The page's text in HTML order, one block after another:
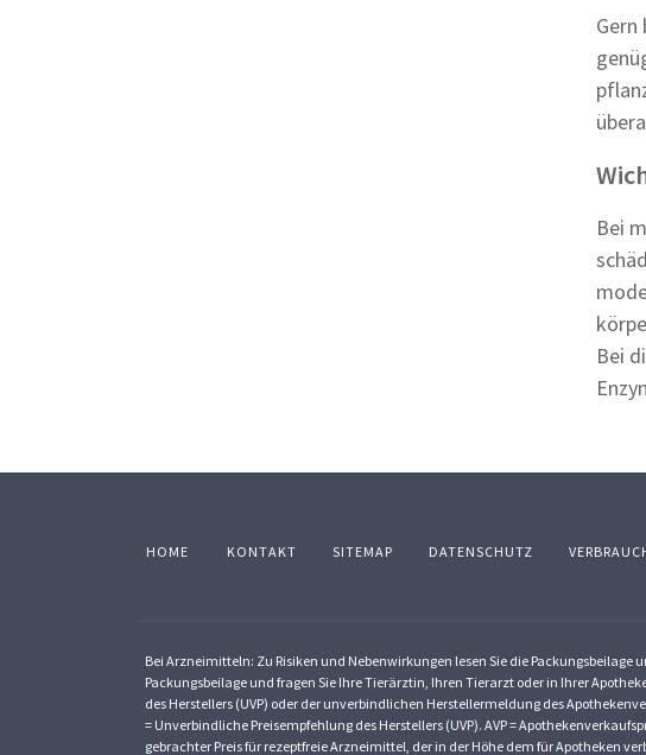
Bei
Bei
HOME KONTAKT SITEMAP DATENSCHUTZ
Bei Arzneimitteln: Zu Risiken und Nebenwirkungen lesen Sie die
Packungsbeilage und fragen Sie Ihre Tierärztin, Ihren Tierarzt oder in Ihrer
des Herstellers (UVP) oder der unverbindlichen Herstellermeldung des
= Unverbindliche Preisempfehlung des Herstellers (UVP). AVP =
gebrachter Preis für rezeptfreie Arzneimittel, der in der Höhe dem für Apotheken